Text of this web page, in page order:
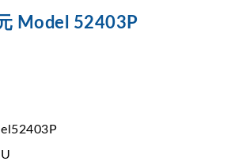
Model 52403P